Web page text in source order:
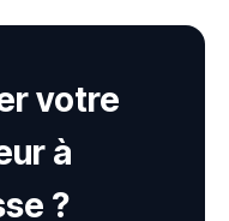
votre
à
?